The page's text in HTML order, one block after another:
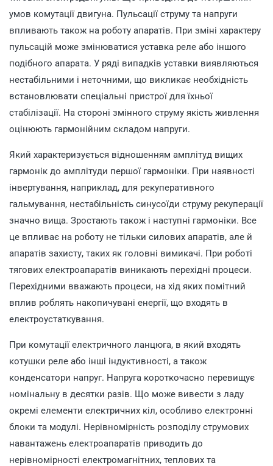
умов комутації двигуна. Пульсації струму та напруги
впливають також на роботу апаратів. При зміні характеру
пульсацій може змінюватися уставка реле або іншого
подібного апарата. У ряді випадків уставки виявляються
нестабільними і неточними, що викликає необхідність
встановлювати спеціальні пристрої для їхньої
стабілізації. На стороні змінного струму якість живлення
оцінюють гармонійним складом напруги.
Який характеризується відношенням амплітуд вищих
гармонік до амплітуди першої гармоніки. При наявності
інвертування, наприклад, для рекуперативного
гальмування, нестабільність синусоїди струму рекуперації
значно вища. Зростають також і наступні гармоніки. Все
це впливає на роботу не тільки силових апаратів, але й
апаратів захисту, таких як головні вимикачі. При роботі
тягових електроапаратів виникають перехідні процеси.
Перехідними вважають процеси, на хід яких помітний
вплив роблять накопичувані енергії, що входять в
електроустаткування.
При комутації електричного ланцюга, в який входять
котушки реле або інші індуктивності, а також
конденсатори напруг. Напруга короткочасно перевищує
номінальну в десятки разів. Що може вивести з ладу
окремі елементи електричних кіл, особливо електронні
блоки та модулі. Нерівномірність розподілу струмових
навантажень електроапаратів приводить до
нерівномірності електромагнітних, теплових та